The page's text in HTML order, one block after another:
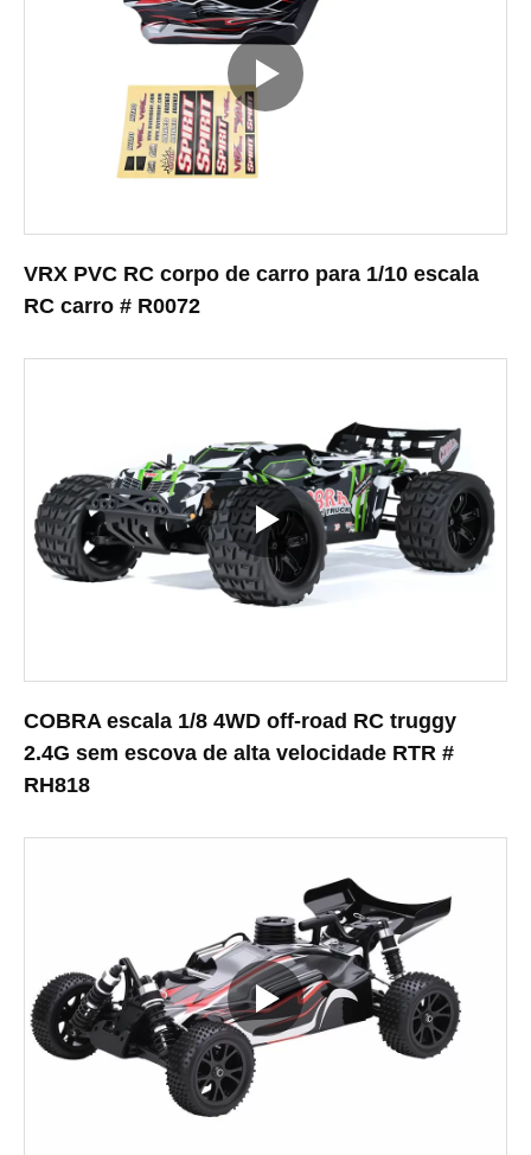
VRX PVC RC corpo de carro para 1/10 escala
RC carro # R0072
COBRA escala 1/8 4WD off-road RC truggy
2.4G sem escova de alta velocidade RTR #
RH818